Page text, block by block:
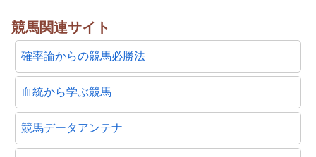
競馬関連サイト
確率論からの競馬必勝法
血統から学ぶ競馬
競馬データアンテナ